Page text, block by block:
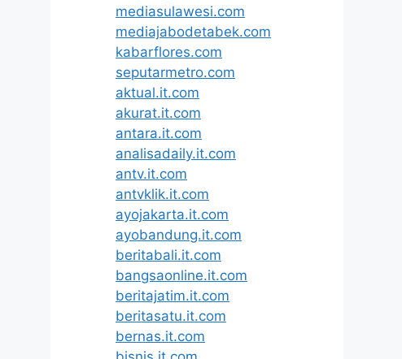
mediasulawesi.com
mediajabodetabek.com
kabarflores.com
seputarmetro.com
aktual.it.com
akurat.it.com
antara.it.com
analisadaily.it.com
antv.it.com
antvklik.it.com
ayojakarta.it.com
ayobandung.it.com
beritabali.it.com
bangsaonline.it.com
beritajatim.it.com
beritasatu.it.com
bernas.it.com